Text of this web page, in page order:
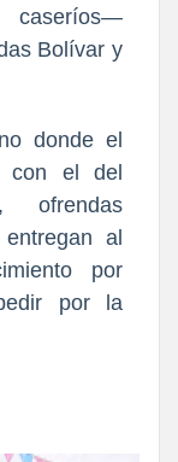
caseríos—
Bolívar y
donde el
con el del
ofrendas
al
por
por la